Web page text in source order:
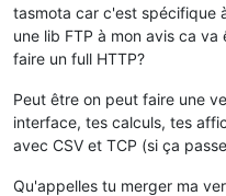
tasmota car c'est spécifique
une lib FTP à mon avis ca
faire un full HTTP?
Peut être on peut faire une
interface, tes calculs, tes
avec CSV et TCP (si ça
Qu'appelles tu merger ma